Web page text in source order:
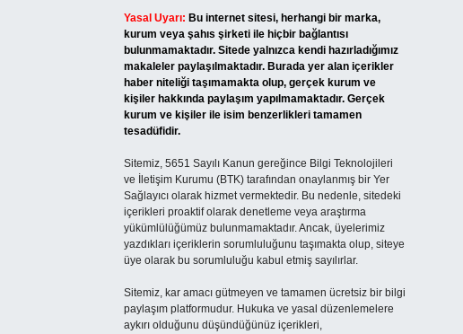
Yasal Uyarı: Bu internet sitesi, herhangi bir marka,
kurum veya şahıs şirketi ile hiçbir bağlantısı
bulunmamaktadır. Sitede yalnızca kendi hazırladığımız
makaleler paylaşılmaktadır. Burada yer alan içerikler
haber niteliği taşımamakta olup, gerçek kurum ve
kişiler hakkında paylaşım yapılmamaktadır. Gerçek
kurum ve kişiler ile isim benzerlikleri tamamen
tesadüfidir.
Sitemiz, 5651 Sayılı Kanun gereğince Bilgi Teknolojileri
ve İletişim Kurumu (BTK) tarafından onaylanmış bir Yer
Sağlayıcı olarak hizmet vermektedir. Bu nedenle, sitedeki
içerikleri proaktif olarak denetleme veya araştırma
yükümlülüğümüz bulunmamaktadır. Ancak, üyelerimiz
yazdıkları içeriklerin sorumluluğunu taşımakta olup, siteye
üye olarak bu sorumluluğu kabul etmiş sayılırlar.
Sitemiz, kar amacı gütmeyen ve tamamen ücretsiz bir bilgi
paylaşım platformudur. Hukuka ve yasal düzenlemelere
aykırı olduğunu düşündüğünüz içerikleri,